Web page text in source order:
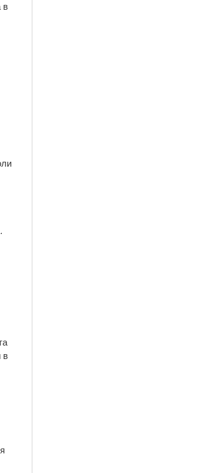
в
в